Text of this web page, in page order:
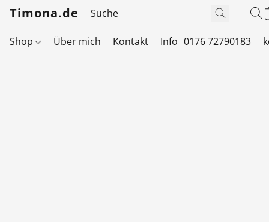
Timona.de
Shop Über mich Kontakt Info 0176 72790183